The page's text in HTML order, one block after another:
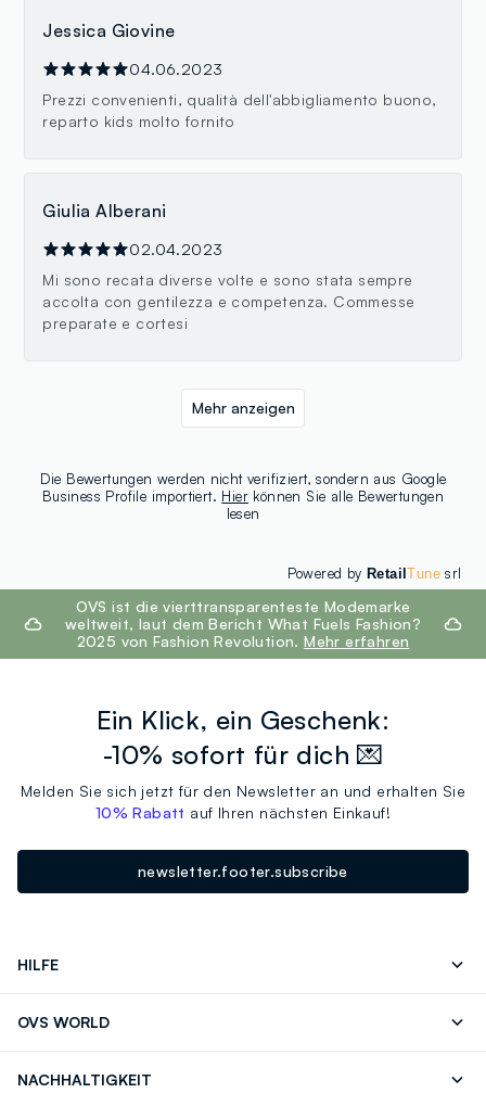
Jessica Giovine
04.06.2023
Prezzi convenienti, qualità dell'abbigliamento buono,
reparto kids molto fornito
Giulia Alberani
02.04.2023
Mi sono recata diverse volte e sono stata sempre
accolta con gentilezza e competenza. Commesse
preparate e cortesi
Die Bewertungen werden nicht verifiziert, sondern aus Google
Business Profile importiert. Hier können Sie alle Bewertungen
lesen
Mehr anzeigen
Powered by RetailTunesrl
footer.ariatitleOVS ist die vierttransparenteste Modemarke
weltweit, laut dem Bericht What Fuels Fashion?
2025 von Fashion Revolution.Mehr erfahren
Ein Klick, ein Geschenk:
-10% sofort für dich 💌
Melden Sie sich jetzt für den Newsletter an und erhalten Sie
10% Rabatt auf Ihren nächsten Einkauf!
newsletter.footer.subscribe
HILFE
Bestellung/Rücksendung
OVS WORLD
NACHHALTIGKEIT